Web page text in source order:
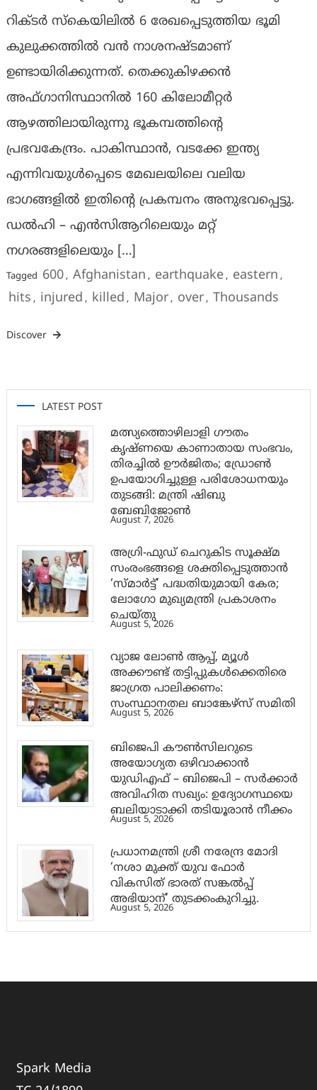
റിക്ടർ സ്കെയിലിൽ 6 രേഖപ്പെടുത്തിയ ഭൂമി
കുലുക്കത്തിൽ വൻ നാശനഷ്ടമാണ്
ഉണ്ടായിരിക്കുന്നത്. തെക്കുകിഴക്കൻ
അഫ്ഗാനിസ്ഥാനിൽ 160 കിലോമീറ്റർ
ആഴത്തിലായിരുന്നു ഭൂകമ്പത്തിൻ്റെ
പ്രഭവകേന്ദ്രം. പാകിസ്ഥാൻ, വടക്കേ ഇന്ത്യ
എന്നിവയുൾപ്പെടെ മേഖലയിലെ വലിയ
ഭാഗങ്ങളിൽ ഇതിന്‍റെ പ്രകമ്പനം അനുഭവപ്പെട്ടു.
ഡൽഹി – എൻസിആറിലെയും മറ്റ്
നഗരങ്ങളിലെയും […]
Tagged 600, Afghanistan , earthquake, eastern ,
hits , injured , killed , Major, over, Thousands
Discover
LATEST POST
മത്സ്യത്തൊഴിലാളി ഗൗതം
കൃഷ്ണയെ കാണാതായ സംഭവം,
തിരച്ചിൽ ഊർജിതം; ഡ്രോണ്‍
ഉപയോഗിച്ചുള്ള പരിശോധനയും
തുടങ്ങി: മന്ത്രി ഷിബു
ബേബിജോണ്‍
August 7, 2026
അഗ്രി-ഫുഡ് ചെറുകിട സൂക്ഷ്മ
സംരംഭങ്ങളെ ശക്തിപ്പെടുത്താന്‍
‘സ്മാര്‍ട്ട്’ പദ്ധതിയുമായി കേര;
ലോഗോ മുഖ്യമന്ത്രി പ്രകാശനം
ചെയ്തു
August 5, 2026
വ്യാജ ലോൺ ആപ്പ്, മ്യൂൾ
അക്കൗണ്ട് തട്ടിപ്പുകൾക്കെതിരെ
ജാ​ഗ്രത പാലിക്കണം:
സംസ്ഥാനതല ബാങ്കേഴ്സ് സമിതി
August 5, 2026
ബിജെപി കൗൺസിലറുടെ
അയോഗ്യത ഒഴിവാക്കാൻ
യുഡിഎഫ് – ബിജെപി – സർക്കാർ
അവിഹിത സഖ്യം: ഉദ്യോഗസ്ഥയെ
ബലിയാടാക്കി തടിയൂരാൻ നീക്കം
August 5, 2026
പ്രധാനമന്ത്രി ശ്രീ നരേന്ദ്ര മോദി
‘നശാ മുക്ത് യുവ ഫോർ
വികസിത് ഭാരത് സങ്കൽപ്പ്
അഭിയാന്’ തുടക്കംകുറിച്ചു.
August 5, 2026
Spark Media